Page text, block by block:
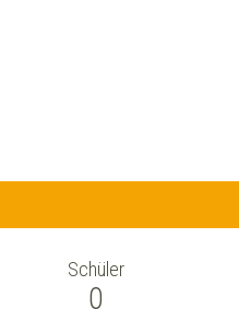
Schüler
0